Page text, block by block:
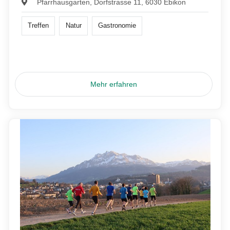
Pfarrhausgarten, Dorfstrasse 11, 6030 Ebikon
Treffen Natur Gastronomie
Mehr erfahren